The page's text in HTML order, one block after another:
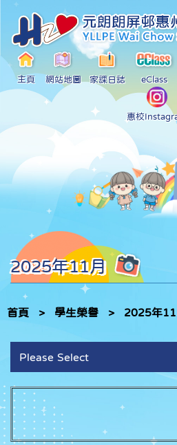
主頁 網站地圖 家課日誌 eClass
惠校
2025年11月
首頁 > 學生榮譽 > 2025年11
Please Select